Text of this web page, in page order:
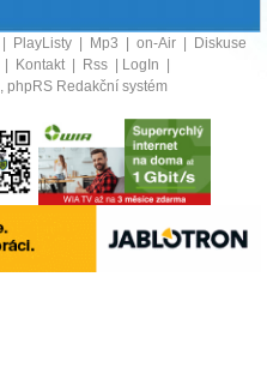
PlayListy Mp3 on-Air
Diskuse
Kontakt Rss LogIn
, phpRS Redakční systém